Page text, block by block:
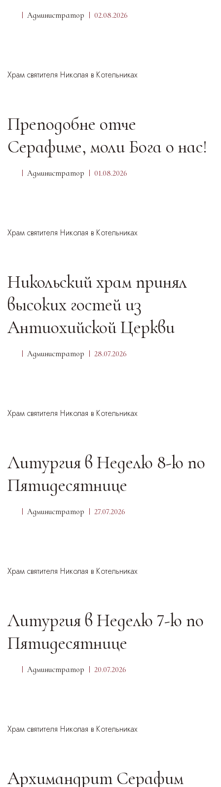
Администратор 02.08.2026
Храм святителя Николая в Котельниках
Преподобне отче
Серафиме, моли Бога о нас!
Администратор 01.08.2026
Храм святителя Николая в Котельниках
Никольский храм принял
высоких гостей из
Антиохийской Церкви
Администратор 28.07.2026
Храм святителя Николая в Котельниках
Литургия в Неделю 8-ю по
Пятидесятнице
Администратор 27.07.2026
Храм святителя Николая в Котельниках
Литургия в Неделю 7-ю по
Пятидесятнице
Администратор 20.07.2026
Храм святителя Николая в Котельниках
Архимандрит Серафим